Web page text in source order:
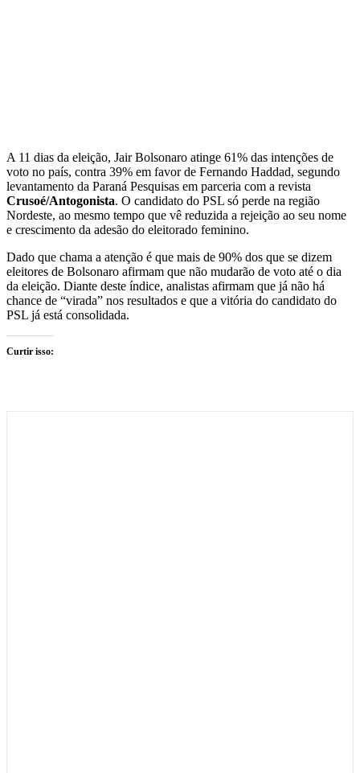
A 11 dias da eleição, Jair Bolsonaro atinge 61% das intenções de
voto no país, contra 39% em favor de Fernando Haddad, segundo
levantamento da Paraná Pesquisas em parceria com a revista
Crusoé/Antogonista. O candidato do PSL só perde na região
Nordeste, ao mesmo tempo que vê reduzida a rejeição ao seu nome
e crescimento da adesão do eleitorado feminino.
Dado que chama a atenção é que mais de 90% dos que se dizem
eleitores de Bolsonaro afirmam que não mudarão de voto até o dia
da eleição. Diante deste índice, analistas afirmam que já não há
chance de “virada” nos resultados e que a vitória do candidato do
PSL já está consolidada.
Curtir isso: